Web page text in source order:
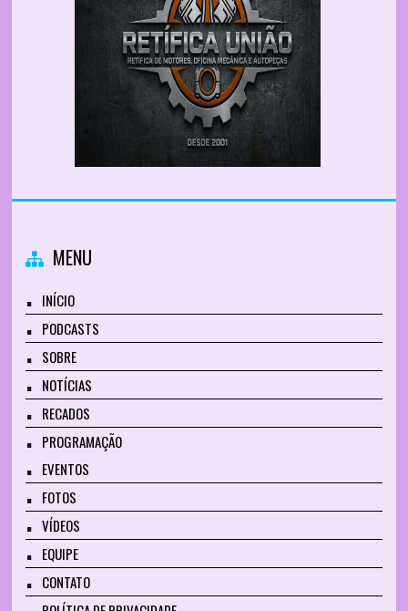
MENU
INÍCIO
PODCASTS
SOBRE
NOTÍCIAS
RECADOS
PROGRAMAÇÃO
EVENTOS
FOTOS
VÍDEOS
EQUIPE
CONTATO